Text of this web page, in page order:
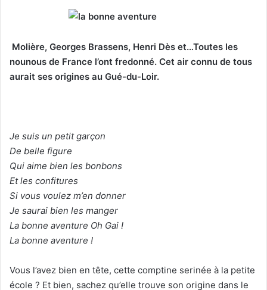
e
u
n
c
r
e
Molière, Georges Brassens, Henri Dès et…Toutes les
nounous de France l’ont fredonné. Cet air connu de tous
aurait ses origines au Gué-du-Loir.
Je suis un petit garçon
De belle figure
Qui aime bien les bonbons
Et les confitures
Si vous voulez m’en donner
Je saurai bien les manger
La bonne aventure Oh Gai !
La bonne aventure !
Vous l’avez bien en tête, cette comptine serinée à la petite
école ? Et bien, sachez qu’elle trouve son origine dans le